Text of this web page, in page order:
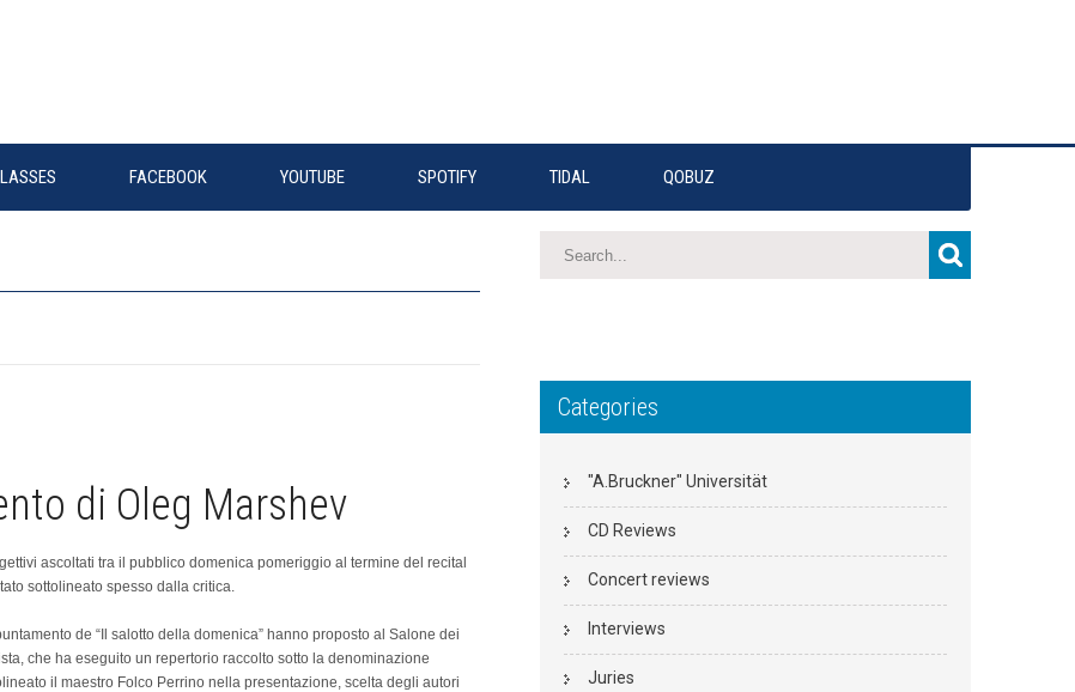
FACEBOOK YOUTUBE SPOTIFY TIDAL QOBUZ
di Oleg Marshev
ascoltati tra il pubblico domenica pomeriggio al termine del recital
sottolineato spesso dalla critica.
de “Il salotto della domenica” hanno proposto al Salone dei
che ha eseguito un repertorio raccolto sotto la denominazione
il maestro Folco Perrino nella presentazione, scelta degli autori
Categories
"A.Bruckner" Universität
CD Reviews
Concert reviews
Interviews
Juries